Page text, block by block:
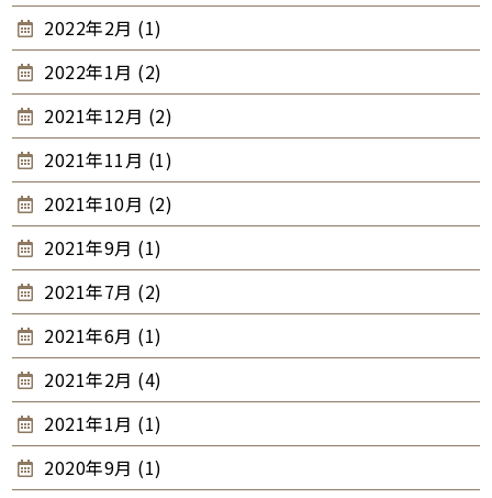
2022年2月 (1)
2022年1月 (2)
2021年12月 (2)
2021年11月 (1)
2021年10月 (2)
2021年9月 (1)
2021年7月 (2)
2021年6月 (1)
2021年2月 (4)
2021年1月 (1)
2020年9月 (1)